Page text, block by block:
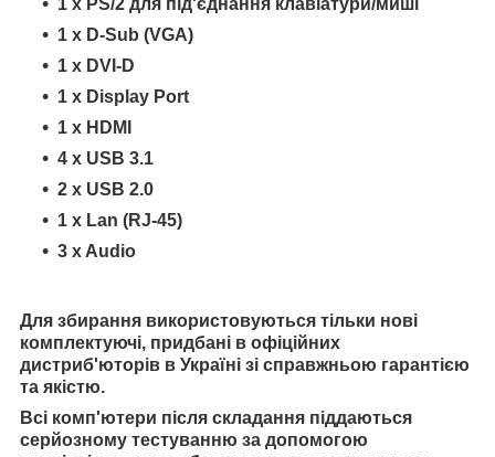
1 x D-Sub (VGA)
1 x DVI-D
1 x Display Port
1 x HDMI
4 x USB 3.1
2 x USB 2.0
1 x Lan (RJ-45)
3 x Audio
Для збирання використовуються тільки нові
комплектуючі, придбані в офіційних
дистриб'юторів в Україні зі справжньою гарантією
та якістю.
Всі комп'ютери після складання піддаються
серйозному тестуванню за допомогою